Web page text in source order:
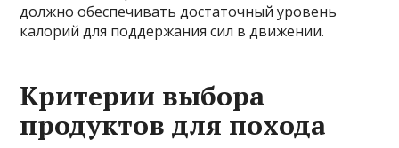
должно обеспечивать достаточный уровень
калорий для поддержания сил в движении.
Критерии выбора
продуктов для похода